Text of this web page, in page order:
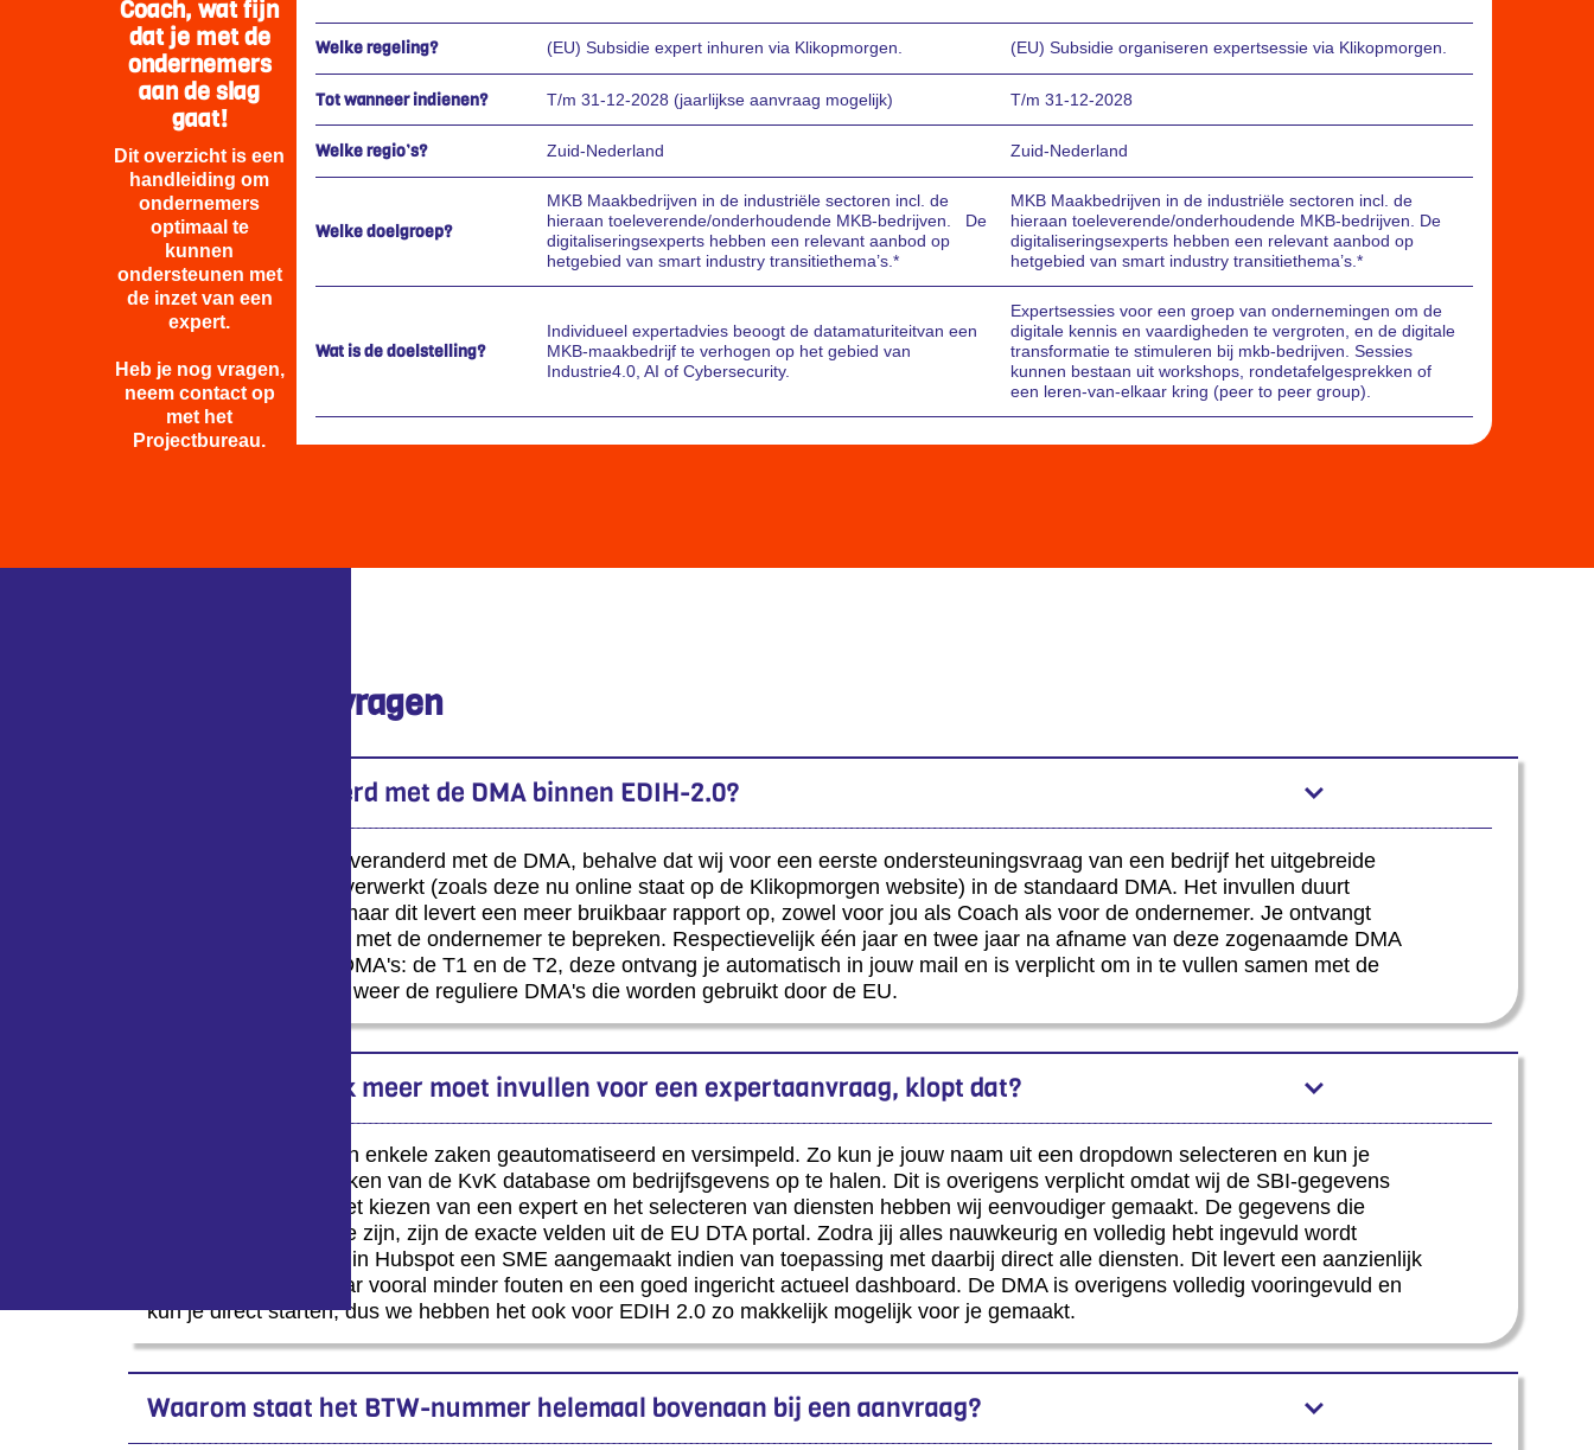
Coach, wat fijn
dat je met de
ondernemers
aan de slag
gaat!
Dit overzicht is een
handleiding om
ondernemers
optimaal te
kunnen
ondersteunen met
de inzet van een
expert.
Heb je nog vragen,
neem contact op
met het
Projectbureau.
Welke regeling? (EU) Subsidie expert inhuren via Klikopmorgen. (EU) Subsidie organiseren expertsessie via Klikopmorgen.
Tot wanneer indienen? T/m 31-12-2028 (jaarlijkse aanvraag mogelijk) T/m 31-12-2028
Welke regio’s? Zuid-Nederland Zuid-Nederland
Welke doelgroep?
MKB Maakbedrijven in de industriële sectoren incl. de
hieraan toeleverende/onderhoudende MKB-bedrijven. De
digitaliseringsexperts hebben een relevant aanbod op
hetgebied van smart industry transitiethema’s.*
MKB Maakbedrijven in de industriële sectoren incl. de
hieraan toeleverende/onderhoudende MKB-bedrijven. De
digitaliseringsexperts hebben een relevant aanbod op
hetgebied van smart industry transitiethema’s.*
Wat is de doelstelling?
Individueel expertadvies beoogt de datamaturiteitvan een
MKB-maakbedrijf te verhogen op het gebied van
Industrie4.0, AI of Cybersecurity.
Expertsessies voor een groep van ondernemingen om de
digitale kennis en vaardigheden te vergroten, en de digitale
transformatie te stimuleren bij mkb-bedrijven. Sessies
kunnen bestaan uit workshops, rondetafelgesprekken of
een leren-van-elkaar kring (peer to peer group).
Veelgestelde vragen
Wat is er veranderd met de DMA binnen EDIH-2.0?
Er is in principe niets veranderd met de DMA, behalve dat wij voor een eerste ondersteuningsvraag van een bedrijf het uitgebreide
assessment hebben verwerkt (zoals deze nu online staat op de Klikopmorgen website) in de standaard DMA. Het invullen duurt
hierdoor wat langer, maar dit levert een meer bruikbaar rapport op, zowel voor jou als Coach als voor de ondernemer. Je ontvangt
deze automatisch om met de ondernemer te bepreken. Respectievelijk één jaar en twee jaar na afname van deze zogenaamde DMA
T0 volgen nog twee DMA's: de T1 en de T2, deze ontvang je automatisch in jouw mail en is verplicht om in te vullen samen met de
onderneming. Dit zijn weer de reguliere DMA's die worden gebruikt door de EU.
Het lijkt erop of ik meer moet invullen voor een expertaanvraag, klopt dat?
Ja en nee. Wij hebben enkele zaken geautomatiseerd en versimpeld. Zo kun je jouw naam uit een dropdown selecteren en kun je
daarnaast gebruikmaken van de KvK database om bedrijfsgevens op te halen. Dit is overigens verplicht omdat wij de SBI-gegevens
nodig hebben. Ook het kiezen van een expert en het selecteren van diensten hebben wij eenvoudiger gemaakt. De gegevens die
mogelijk nieuw voor je zijn, zijn de exacte velden uit de EU DTA portal. Zodra jij alles nauwkeurig en volledig hebt ingevuld wordt
namelijk automatisch in Hubspot een SME aangemaakt indien van toepassing met daarbij direct alle diensten. Dit levert een aanzienlijk
tijdsbesparing op maar vooral minder fouten en een goed ingericht actueel dashboard. De DMA is overigens volledig vooringevuld en
kun je direct starten, dus we hebben het ook voor EDIH 2.0 zo makkelijk mogelijk voor je gemaakt.
Waarom staat het BTW-nummer helemaal bovenaan bij een aanvraag?